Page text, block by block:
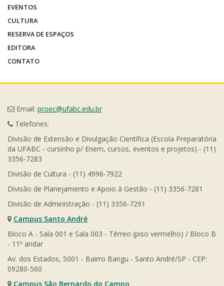
EVENTOS
CULTURA
RESERVA DE ESPAÇOS
EDITORA
CONTATO
Email: proec@ufabc.edu.br
Telefones:
Divisão de Extensão e Divulgação Científica (Escola Preparatória
da UFABC - cursinho p/ Enem, cursos, eventos e projetos) - (11)
3356-7283
Divisão de Cultura - (11) 4996-7922
Divisão de Planejamento e Apoio à Gestão - (11) 3356-7281
Divisão de Administração - (11) 3356-7291
Campus Santo André
Bloco A - Sala 001 e Sala 003 - Térreo (piso vermelho) / Bloco B
- 11º andar
Av. dos Estados, 5001 - Bairro Bangu - Santo André/SP - CEP:
09280-560
Campus São Bernardo do Campo